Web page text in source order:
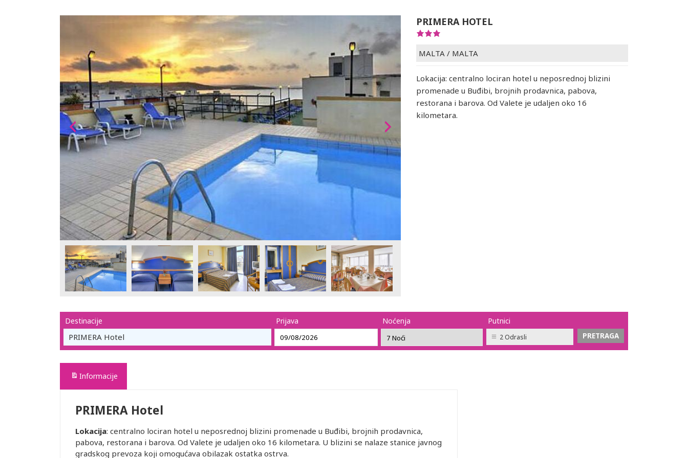
PRIMERA HOTEL
MALTA / MALTA
Lokacija: centralno lociran hotel u neposrednoj blizini
promenade u Buđibi, brojnih prodavnica, pabova,
restorana i barova. Od Valete je udaljen oko 16
kilometara.
Destinacije
PRIMERA Hotel
Prijava Noćenja Putnici
2 Odrasli
Informacije
PRIMERA Hotel
Lokacija: centralno lociran hotel u neposrednoj blizini promenade u Buđibi, brojnih prodavnica,
pabova, restorana i barova. Od Valete je udaljen oko 16 kilometara. U blizini se nalaze stanice javnog
gradskog prevoza koji omogućava obilazak ostatka ostrva.